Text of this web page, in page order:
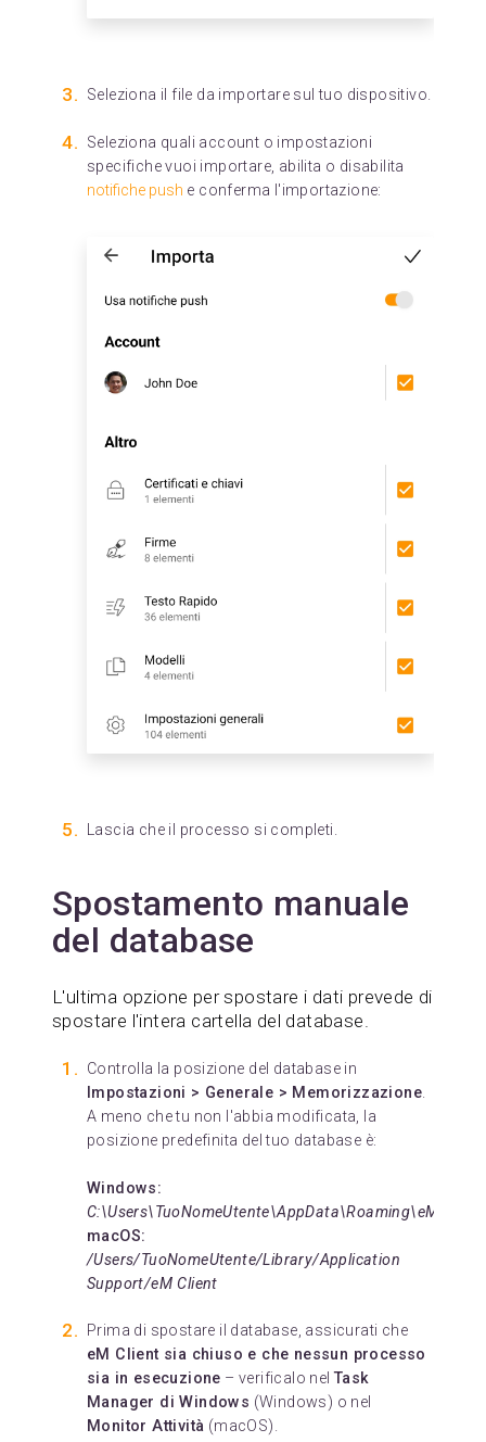
Seleziona il file da importare sul tuo dispositivo.
Seleziona quali account o impostazioni
specifiche vuoi importare, abilita o disabilita
notifiche push e conferma l'importazione:
Lascia che il processo si completi.
Spostamento manuale
del database
L'ultima opzione per spostare i dati prevede di
spostare l'intera cartella del database.
Controlla la posizione del database in
Impostazioni > Generale > Memorizzazione
A meno che tu non l'abbia modificata, la
posizione predefinita del tuo database è:
Windows:
C:\Users\TuoNomeUtente\AppData\Roaming\eM Client
macOS:
/Users/TuoNomeUtente/Library/Application
Support/eM Client
Prima di spostare il database, assicurati che
eM Client sia chiuso e che nessun processo
sia in esecuzione – verificalo nelTask
Manager di Windows (Windows) o nel
Monitor Attività (macOS).